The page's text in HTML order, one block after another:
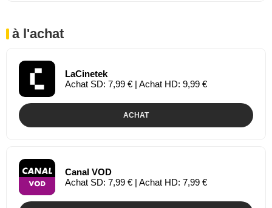
à l'achat
LaCinetek
Achat SD: 7,99 € | Achat HD: 9,99 €
ACHAT
Canal VOD
Achat SD: 7,99 € | Achat HD: 7,99 €